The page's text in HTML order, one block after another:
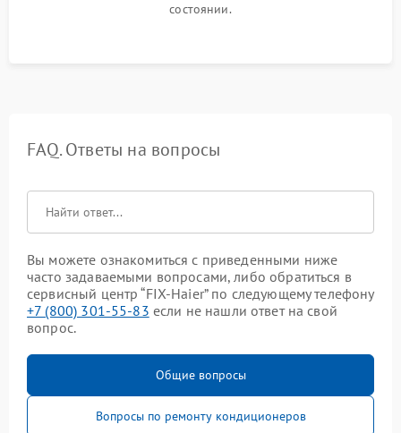
состоянии.
FAQ. Ответы на вопросы
Вы можете ознакомиться с приведенными ниже
часто задаваемыми вопросами, либо обратиться в
сервисный центр “FIX-Haier” по следующему телефону
+7 (800) 301-55-83 если не нашли ответ на свой
вопрос.
Общие вопросы
Вопросы по ремонту кондиционеров